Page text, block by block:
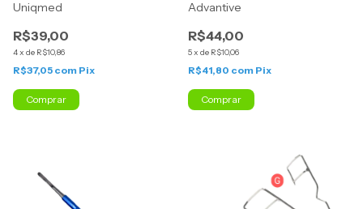
Uniqmed
R$39,00
4x de R$10,86
R$37,05 com Pix
Comprar
Advantive
R$44,00
5x de R$10,06
R$41,80 com Pix
Comprar